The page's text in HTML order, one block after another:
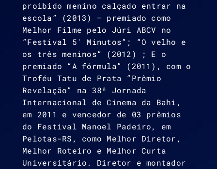
proibido menino calçado entrar na
escola” (2013) – premiado como
Melhor Filme pelo Júri ABCV no
“Festival 5′ Minutos”; “O velho e
os três meninos” (2012) ; E o
premiado “A fórmula” (2011), com o
Troféu Tatu de Prata “Prêmio
Revelação” na 38ª Jornada
Internacional de Cinema da Bahi,
em 2011 e vencedor de 03 prêmios
do Festival Manoel Padeiro, em
Pelotas-RS, como Melhor Diretor,
Melhor Roteiro e Melhor Curta
Universitário. Diretor e montador